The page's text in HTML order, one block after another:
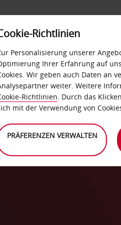
LOYALTY SELF-SERVICES
Richtlinien
Personalisierung unserer
Ihrer Erfahrung auf
Wir geben auch Daten an
weiter. Weitere
Richtlinien. Durch das
mit der Verwendung von
PRÄFERENZEN VERWALTEN